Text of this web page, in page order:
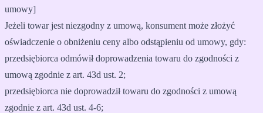
umowy]
Jeżeli towar jest niezgodny z umową, konsument może złożyć
oświadczenie o obniżeniu ceny albo odstąpieniu od umowy, gdy:
przedsiębiorca odmówił doprowadzenia towaru do zgodności z
umową zgodnie z art. 43d ust. 2;
przedsiębiorca nie doprowadził towaru do zgodności z umową
zgodnie z art. 43d ust. 4-6;